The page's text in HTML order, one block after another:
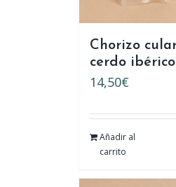
Chorizo
cerdo ibérico
14,50€
Añadir al
carrito